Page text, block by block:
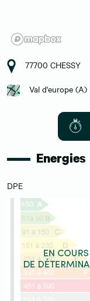
77700 CHESSY
Val d'europe (A)
Energies
DPE